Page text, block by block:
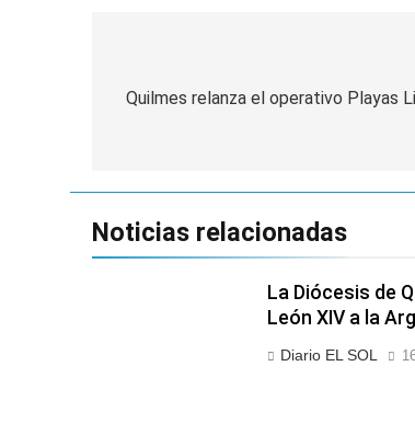
de
Quilmes relanza el operativo Playas
Noticias relacionadas
La Diócesis de
León XIV a la
Diario EL SOL